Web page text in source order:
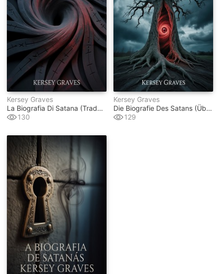
Kersey Graves
La Biografia Di Satana (tradotto)
130
Kersey Graves
Die Biografie Des Satans (übersetzt)
129